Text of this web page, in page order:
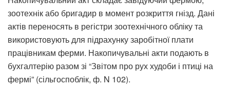
зоотехнік або бригадир в момент розкриття гнізд. Дані
актів переносять в регістри зоотехнічного обліку та
використовують для підрахунку заробітної плати
працівникам ферми. Накопичувальні акти подають в
бухгалтерію разом зі “Звітом про рух худоби і птиці на
фермі” (сільгоспоблік, ф. N 102).